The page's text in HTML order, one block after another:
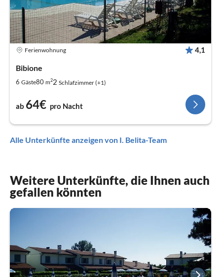
Ferienwohnung 4,1
Bibione
6 Gäste80 m22 Schlafzimmer (+1)
ab 64€ pro Nacht
Alle Unterkünfte anzeigen von I. Belita-Team
Weitere Unterkünfte, die Ihnen auch
gefallen könnten